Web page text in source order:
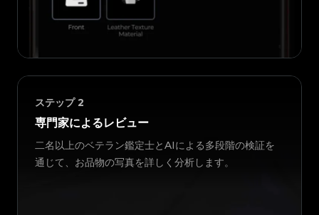
ステップ 2
専門家によるレビュー
二名以上のベテラン鑑定士とAIによる多段階の検証を
通じて、お品物の写真を詳しく分析します。